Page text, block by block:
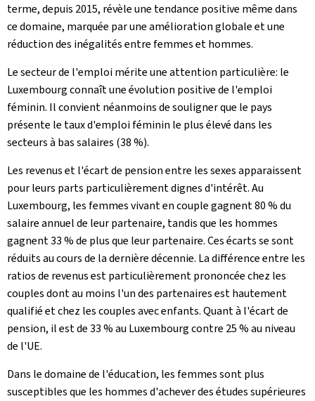
terme, depuis 2015, révèle une tendance positive même dans
ce domaine, marquée par une amélioration globale et une
réduction des inégalités entre femmes et hommes.
Le secteur de l'emploi mérite une attention particulière: le
Luxembourg connaît une évolution positive de l'emploi
féminin. Il convient néanmoins de souligner que le pays
présente le taux d'emploi féminin le plus élevé dans les
secteurs à bas salaires (38 %).
Les revenus et l'écart de pension entre les sexes apparaissent
pour leurs parts particulièrement dignes d'intérêt. Au
Luxembourg, les femmes vivant en couple gagnent 80 % du
salaire annuel de leur partenaire, tandis que les hommes
gagnent 33 % de plus que leur partenaire. Ces écarts se sont
réduits au cours de la dernière décennie. La différence entre les
ratios de revenus est particulièrement prononcée chez les
couples dont au moins l'un des partenaires est hautement
qualifié et chez les couples avec enfants. Quant à l'écart de
pension, il est de 33 % au Luxembourg contre 25 % au niveau
de l'UE.
Dans le domaine de l'éducation, les femmes sont plus
susceptibles que les hommes d'achever des études supérieures